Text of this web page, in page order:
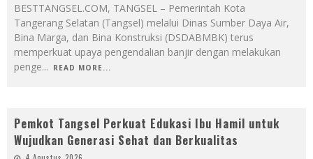
BESTTANGSEL.COM, TANGSEL – Pemerintah Kota
Tangerang Selatan (Tangsel) melalui Dinas Sumber Daya Air,
Bina Marga, dan Bina Konstruksi (DSDABMBK) terus
memperkuat upaya pengendalian banjir dengan melakukan
penge... READ MORE...
Pemkot Tangsel Perkuat Edukasi Ibu Hamil untuk
Wujudkan Generasi Sehat dan Berkualitas